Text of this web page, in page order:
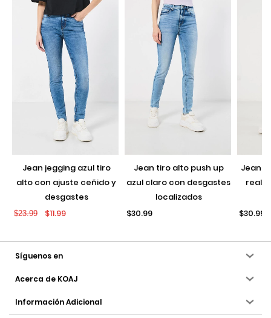
jean jegging azul tiro
alto con ajuste ceñido y
desgastes
$23.99 $11.99
jean tiro alto push up
azul claro con desgastes
localizados
$30.99
jean push up negro con
$30.99
Síguenos en
Acerca de KOAJ
Información Adicional